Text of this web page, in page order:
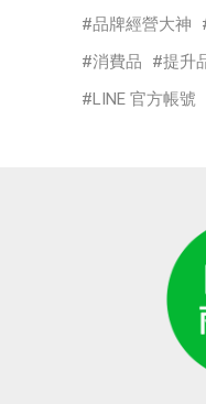
品牌經營大神
消費品
提升
LINE 官方帳號